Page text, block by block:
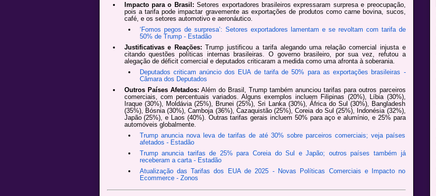
Impacto para o Brasil: Setores exportadores brasileiros expressaram surpresa e preocupação,
pois a tarifa pode impactar gravemente as exportações de produtos como carne bovina, sucos,
café, e os setores automotivo e aeronáutico.
‘Fomos pegos de surpresa’: Setores exportadores lamentam e se revoltam com tarifa de
50% de Trump - Estadão
Justificativas e Reações: Trump justificou a tarifa alegando uma relação comercial injusta e
citando questões políticas internas brasileiras. O governo brasileiro, por sua vez, refutou a
alegação de déficit comercial e deputados criticaram a medida como uma afronta à soberania.
Deputados criticam anúncio dos EUA de tarifa de 50% para as exportações brasileiras -
Câmara dos Deputados
Outros Países Afetados: Além do Brasil, Trump também anunciou tarifas para outros parceiros
comerciais, com percentuais variados. Alguns exemplos incluem Filipinas (20%), Líbia (30%),
Iraque (30%), Moldávia (25%), Brunei (25%), Sri Lanka (30%), África do Sul (30%), Bangladesh
(35%), Bósnia (30%), Camboja (36%), Cazaquistão (25%), Coreia do Sul (25%), Indonésia (32%),
Japão (25%), e Laos (40%). Outras tarifas gerais incluem 50% para aço e alumínio, e 25% para
automóveis globalmente.
Trump anuncia nova leva de tarifas de até 30% sobre parceiros comerciais; veja países
afetados - Estadão
Trump anuncia tarifas de 25% para Coreia do Sul e Japão; outros países também já
receberam a carta - Estadão
Atualização das Tarifas dos EUA de 2025 - Novas Políticas Comerciais e Impacto no
Ecommerce - Zonos